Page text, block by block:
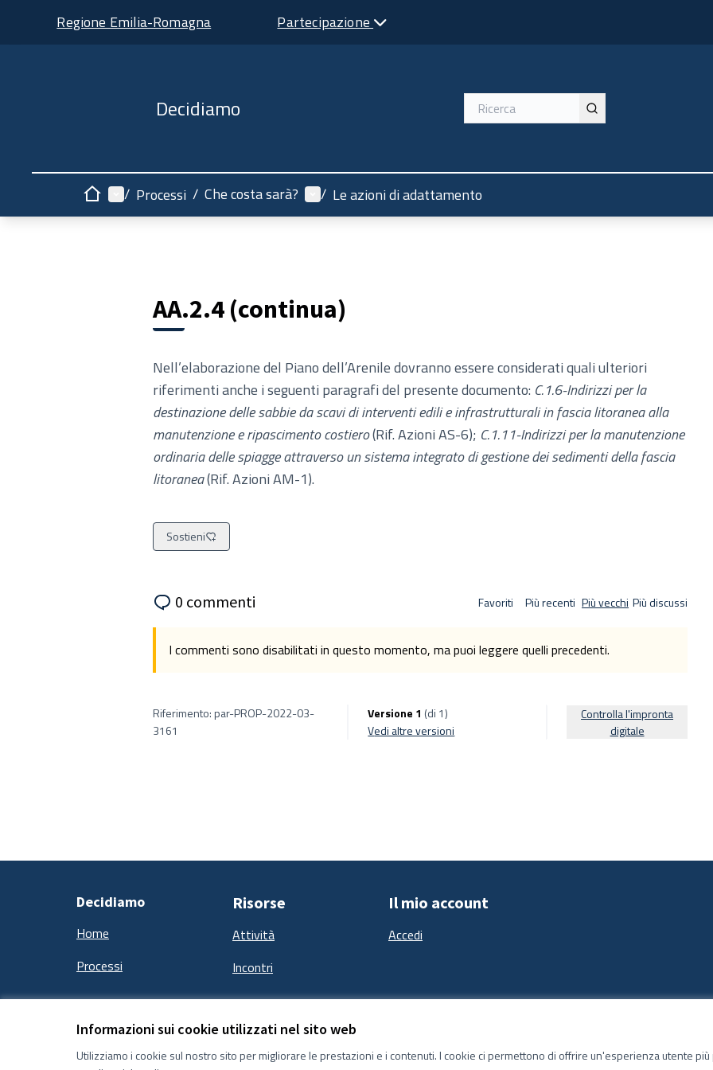
Informazioni sui cookie utilizzati nel sito web
Utilizziamo i cookie sul nostro sito per migliorare le prestazioni e i contenuti. I cookie ci permettono di offrire un'esperienza utente
Regione Emilia-Romagna Partecipazione
Decidiamo
HomeMenù principale
/ Processi / Che costa sarà? Menù utente
/ Le azioni di adattamento
AA.2.4 (continua)
Nell’elaborazione del Piano dell’Arenile dovranno essere considerati quali ulteriori
riferimenti anche i seguenti paragrafi del presente documento: C.1.6-Indirizzi per la
destinazione delle sabbie da scavi di interventi edili e infrastrutturali in fascia litoranea alla
manutenzione e ripascimento costiero(Rif. Azioni AS-6); C.1.11-Indirizzi per la manutenzione
ordinaria delle spiagge attraverso un sistema integrato di gestione dei sedimenti della fascia
litoranea(Rif. Azioni AM-1).
Sostieni
0 commenti Favoriti Più recenti Più vecchi Più discussi
I commenti sono disabilitati in questo momento, ma puoi leggere quelli precedenti.
Riferimento: par-PROP-2022-03-
3161
Versione 1 (di 1)
vedi altre versioni
Controlla l'impronta
digitale
Decidiamo
Home
Processi
Risorse
Attività
Incontri
Il mio account
Accedi